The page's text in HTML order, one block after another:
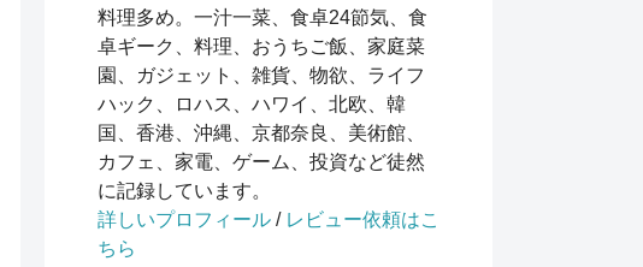
料理多め。一汁一菜、食卓24節気、食
卓ギーク、料理、おうちご飯、家庭菜
園、ガジェット、雑貨、物欲、ライフ
ハック、ロハス、ハワイ、北欧、韓
国、香港、沖縄、京都奈良、美術館、
カフェ、家電、ゲーム、投資など徒然
に記録しています。
詳しいプロフィール / レビュー依頼はこ
ちら